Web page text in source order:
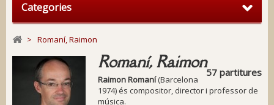
Categories
> Romaní, Raimon
Romaní, Raimon
57 partitures
Raimon Romaní(Barcelona
1974) és compositor, director i professor de
música.